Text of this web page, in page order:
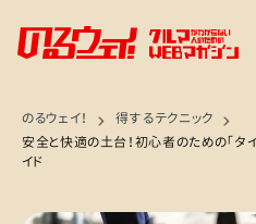
のるウェイ！
得するテクニック
安全と快適の土台！初心者のための「タ
イド